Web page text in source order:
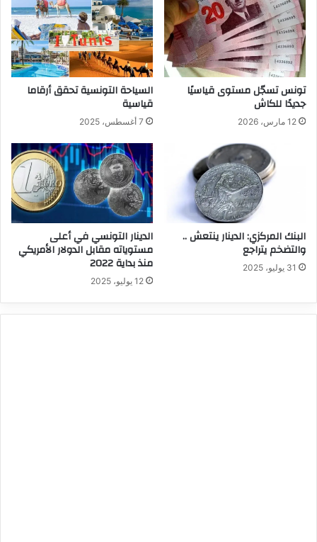
تونس تسجّل مستوى قياسيًا
جديدًا للكاش
12 مارس، 2026
السياحة التونسية تحقق أرقاما
قياسية
7 أغسطس، 2025
البنك المركزي: الدينار ينتعش ..
والتضخم يتراجع
31 يوليو، 2025
الدينار التونسي في أعلى
مستوياته مقابل الدولار الأمريكي
منذ بداية 2022
12 يوليو، 2025